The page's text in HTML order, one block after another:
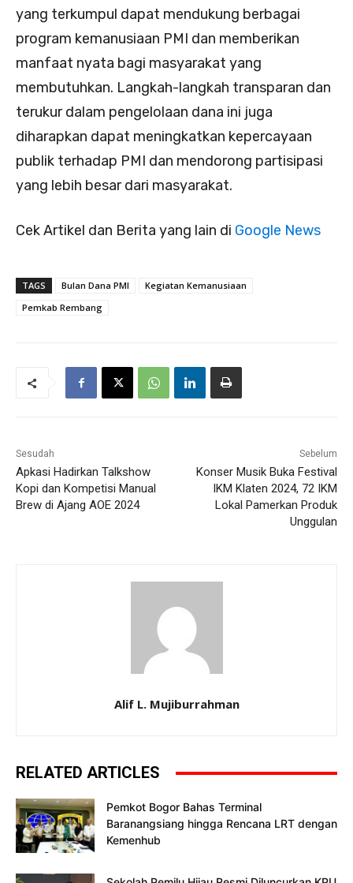
yang terkumpul dapat mendukung berbagai
program kemanusiaan PMI dan memberikan
manfaat nyata bagi masyarakat yang
membutuhkan. Langkah-langkah transparan dan
terukur dalam pengelolaan dana ini juga
diharapkan dapat meningkatkan kepercayaan
publik terhadap PMI dan mendorong partisipasi
yang lebih besar dari masyarakat.
Cek Artikel dan Berita yang lain di Google News
TAGS Bulan Dana PMI
Kegiatan Kemanusiaan
Pemkab Rembang
Sesudah
Apkasi Hadirkan Talkshow
Kopi dan Kompetisi Manual
Brew di Ajang AOE 2024
Sebelum
Konser Musik Buka Festival
IKM Klaten 2024, 72 IKM
Lokal Pamerkan Produk
Unggulan
Alif L. Mujiburrahman
RELATED ARTICLES
Pemkot Bogor Bahas Terminal
Baranangsiang hingga Rencana LRT dengan
Kemenhub